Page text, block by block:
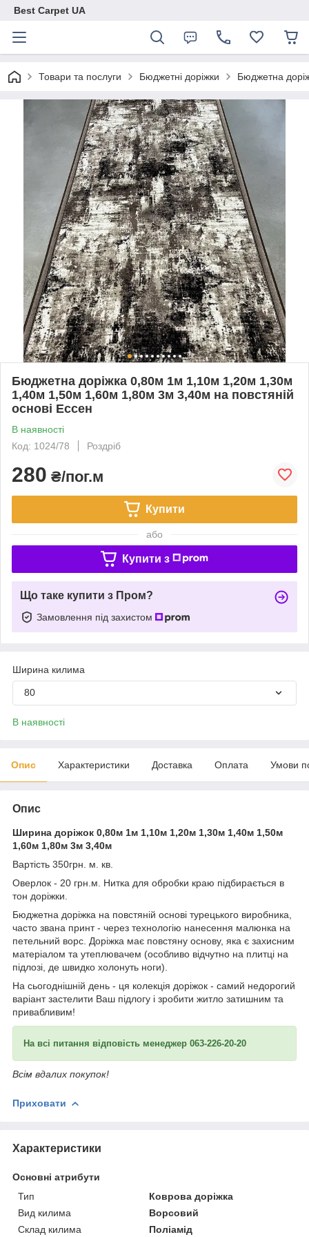
Best Carpet UA
Товари та послуги Бюджетні доріжки Бюджетна
Бюджетна доріжка 0,80м 1м 1,10м 1,20м 1,30м
1,40м 1,50м 1,60м 1,80м 3м 3,40м на повстяній
основі Ессен
В наявності
Код: 1024/78
Роздріб
280 ₴/пог.м
Купити
або
Купити з
Що таке купити з Пром?
Замовлення під захистом
Ширина килима
80
В наявності
Опис Характеристики Доставка Оплата Умови
Опис
Ширина доріжок 0,80м 1м 1,10м 1,20м 1,30м 1,40м 1,50м
1,60м 1,80м 3м 3,40м
Вартість 350грн. м. кв.
Оверлок - 20 грн.м. Нитка для обробки краю підбирається в
тон доріжки.
Бюджетна доріжка на повстяній основі турецького виробника,
часто звана принт - через технологію нанесення малюнка на
петельний ворс. Доріжка має повстяну основу, яка є захисним
матеріалом та утеплювачем (особливо відчутно на плитці на
підлозі, де швидко холонуть ноги).
На сьогоднішній день - ця колекція доріжок - самий недорогий
варіант застелити Ваш підлогу і зробити житло затишним та
привабливим!
На всі питання відповість менеджер 063-226-20-20
Всім вдалих покупок!
Приховати
Характеристики
Основні атрибути
Тип
Коврова доріжка
Вид килима
Ворсовий
Склад килима
Поліамід